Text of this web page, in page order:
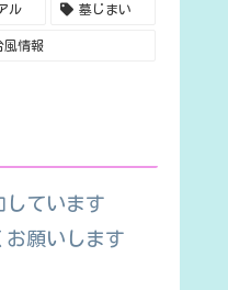
ル 墓じまい
風情報
しています
お願いします